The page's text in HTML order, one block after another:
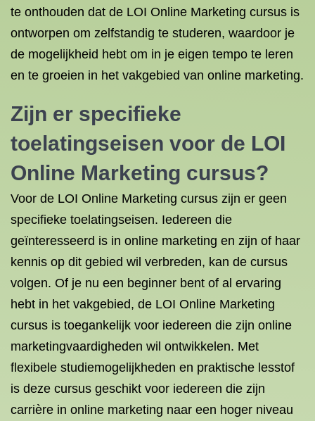
te onthouden dat de LOI Online Marketing cursus is
ontworpen om zelfstandig te studeren, waardoor je
de mogelijkheid hebt om in je eigen tempo te leren
en te groeien in het vakgebied van online marketing.
Zijn er specifieke
toelatingseisen voor de LOI
Online Marketing cursus?
Voor de LOI Online Marketing cursus zijn er geen
specifieke toelatingseisen. Iedereen die
geïnteresseerd is in online marketing en zijn of haar
kennis op dit gebied wil verbreden, kan de cursus
volgen. Of je nu een beginner bent of al ervaring
hebt in het vakgebied, de LOI Online Marketing
cursus is toegankelijk voor iedereen die zijn online
marketingvaardigheden wil ontwikkelen. Met
flexibele studiemogelijkheden en praktische lesstof
is deze cursus geschikt voor iedereen die zijn
carrière in online marketing naar een hoger niveau